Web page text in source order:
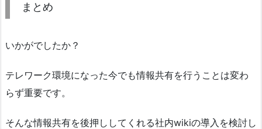
まとめ
いかがでしたか？
テレワーク環境になった今でも情報共有を行うことは変わ
らず重要です。
そんな情報共有を後押ししてくれる社内wikiの導入を検討し